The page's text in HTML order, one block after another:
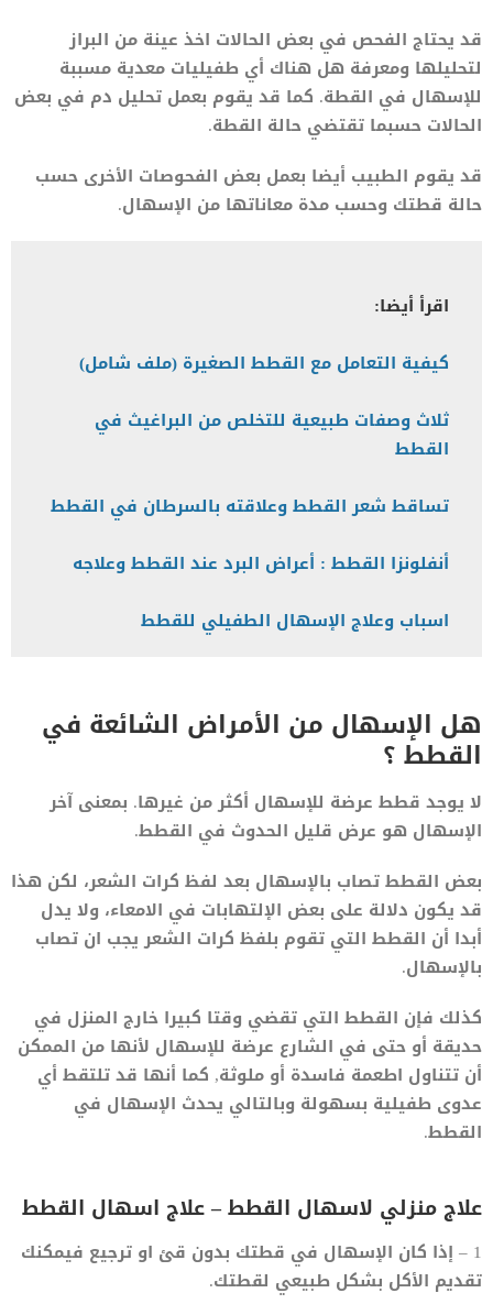
قد يحتاج الفحص في بعض الحالات اخذ عينة من البراز
لتحليلها ومعرفة هل هناك أي طفيليات معدية مسببة
للإسهال في القطة. كما قد يقوم بعمل تحليل دم في بعض
الحالات حسبما تقتضي حالة القطة.
قد يقوم الطبيب أيضا بعمل بعض الفحوصات الأخرى حسب
حالة قطتك وحسب مدة معاناتها من الإسهال.
اقرأ أيضا:
كيفية التعامل مع القطط الصغيرة (ملف شامل)
ثلاث وصفات طبيعية للتخلص من البراغيث في
القطط
تساقط شعر القطط وعلاقته بالسرطان في القطط
أنفلونزا القطط : أعراض البرد عند القطط وعلاجه
اسباب وعلاج الإسهال الطفيلي للقطط
هل الإسهال من الأمراض الشائعة في
القطط ؟
لا يوجد قطط عرضة للإسهال أكثر من غيرها. بمعنى آخر
الإسهال هو عرض قليل الحدوث في القطط.
بعض القطط تصاب بالإسهال بعد لفظ كرات الشعر، لكن هذا
قد يكون دلالة على بعض الإلتهابات في الامعاء، ولا يدل
أبدا أن القطط التي تقوم بلفظ كرات الشعر يجب ان تصاب
بالإسهال.
كذلك فإن القطط التي تقضي وقتا كبيرا خارج المنزل في
حديقة أو حتى في الشارع عرضة للإسهال لأنها من الممكن
أن تتناول اطعمة فاسدة أو ملوثة, كما أنها قد تلتقط أي
عدوى طفيلية بسهولة وبالتالي يحدث الإسهال في
القطط.
علاج منزلي لاسهال القطط – علاج اسهال القطط
1 – إذا كان الإسهال في قطتك بدون قئ او ترجيع فيمكنك
تقديم الأكل بشكل طبيعي لقطتك.